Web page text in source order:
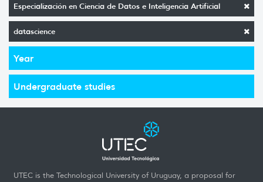
Especialización en Ciencia de Datos e Inteligencia Artificial
datascience
Year
Undergraduate studies
UTEC is the Technological University of Uruguay, a proposal for